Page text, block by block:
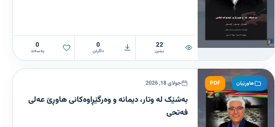
22
بینین
0
داگرتن
0
پەسەند
هاوڕێیان PDF جولای 18, 2026
بەشێک لە وتار، دیمانە و وەرگێڕاوەکانی هاوڕێ عەلی
فەتحی